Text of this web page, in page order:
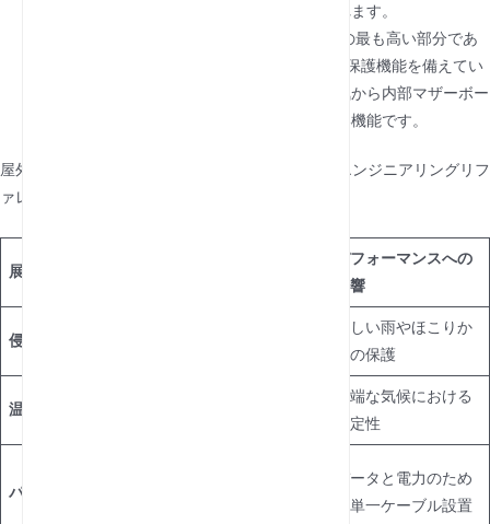
LANへの最大データスループットが保証されます。
これらのユニットは構造物の最も高い部分であ
ることが多いため、内蔵のESD(静電気放電)保護機能を備えてい
ます。これにより、雷雨時によくある静電気から内部マザーボー
ドを遮蔽し、一般消費者向けの機器にはない機能です。
屋外展開の技術的要件を評価するために、以下のエンジニアリングリフ
ァレンスを参照してください。
展開係数
パフォーマンスへの
影響
侵入保護
激しい雨やほこりか
らの保護
温度範囲
極端な気候における
安定性
パワーメソッド
データと電力のため
の単一ケーブル設置